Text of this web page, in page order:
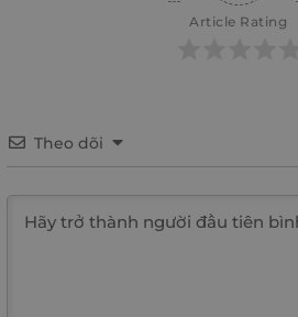
Article Rating
Theo dõi